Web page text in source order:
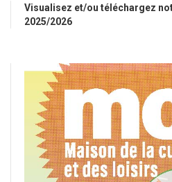
Visualisez et/ou téléchargez
2025/2026